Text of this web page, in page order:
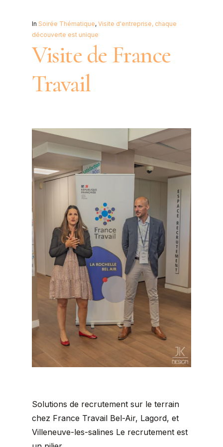
In Soirée Thématique, Visite d'entreprise, chaque
découverte est unique
Visite de France
Travail
Solutions de recrutement sur le terrain
chez France Travail Bel-Air, Lagord, et
Villeneuve-les-salines Le recrutement est